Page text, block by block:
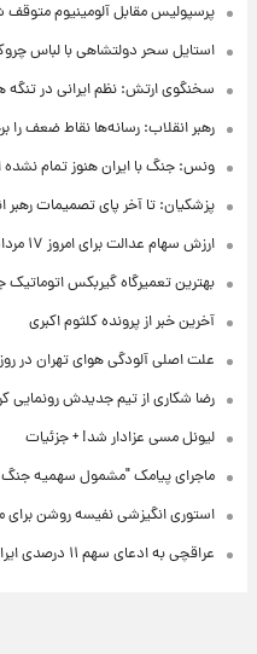
پرسپولیس مقابل آلومینیوم متوقف
استایل سحر دولتشاهی با لباس
سخنگوی ارتش: نظم ایرانی در تنگه
رهبر انقلاب: رسانه‌ها نقاط ضعف را
ونس: جنگ با ایران هنوز تمام
پزشکیان: تا آخر پای تصمیمات رهبر
ارزش سهام عدالت برای امروز ۱۷ مرداد ۱۴۰۵ + جدول
بهترین تعمیرگاه گیربکس
آخرین خبر از پرونده کلثوم اکبری
علت اصلی آلودگی هوای تهران در
رضا شکاری از تیم جدیدش رونمایی
لیونل مسی عزادار شد! + جزئیات
ماجرای پیامک "مشمول سهمیه
استوری انگیزشی نفیسه روشن
عراقچی به ادعای سهم ۱۱ درصدی ایران از خزر پاسخ داد